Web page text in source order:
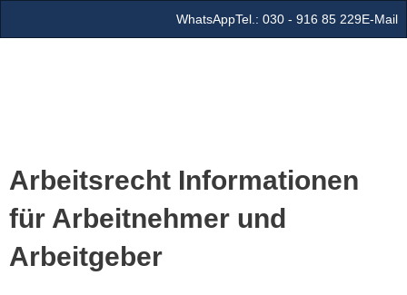
E-Mail
Tel.: 030 - 916 85 229
WhatsApp
Arbeitsrecht Informationen
für Arbeitnehmer und
Arbeitgeber